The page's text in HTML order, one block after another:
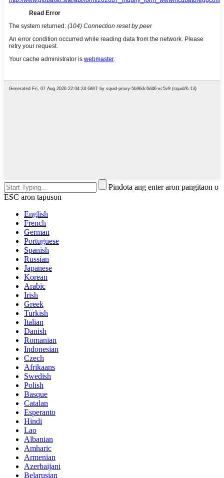
Pindota ang enter aron pangitaon o
ESC aron tapuson
English
French
German
Portuguese
Spanish
Russian
Japanese
Korean
Arabic
Irish
Greek
Turkish
Italian
Danish
Romanian
Indonesian
Czech
Afrikaans
Swedish
Polish
Basque
Catalan
Esperanto
Hindi
Lao
Albanian
Amharic
Armenian
Azerbaijani
Belarusian